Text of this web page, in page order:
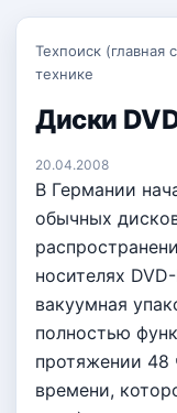
Техпоиск (главная
технике
Диски
20.04.2008
В Германии
обычных
носителях
вакуумная
полностью
протяжении 48
времени,